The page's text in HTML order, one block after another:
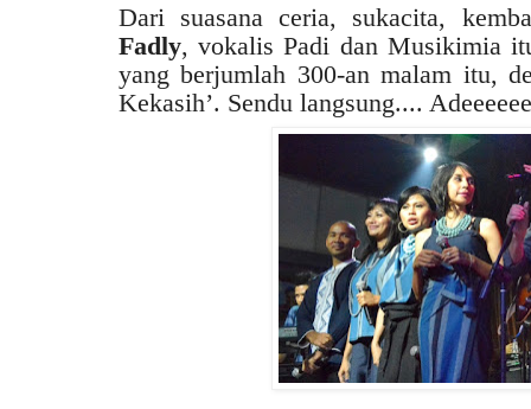
Dari suasana ceria, sukacita,
Fadly, vokalis Padi dan Musikimia
yang berjumlah 300-an malam itu,
Kekasih’. Sendu langsung....